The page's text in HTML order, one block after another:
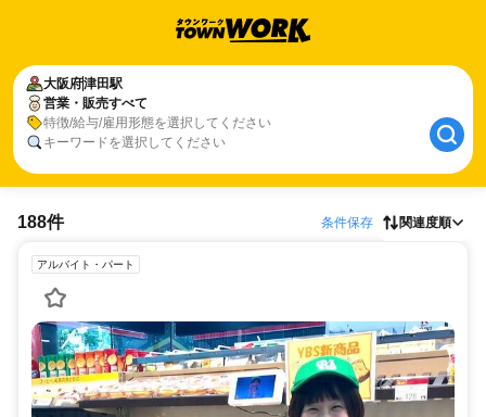
大阪府津田駅
営業・販売すべて
特徴/給与/雇用形態を選択してください
キーワードを選択してください
188件 条件保存 関連度順
アルバイト・パート